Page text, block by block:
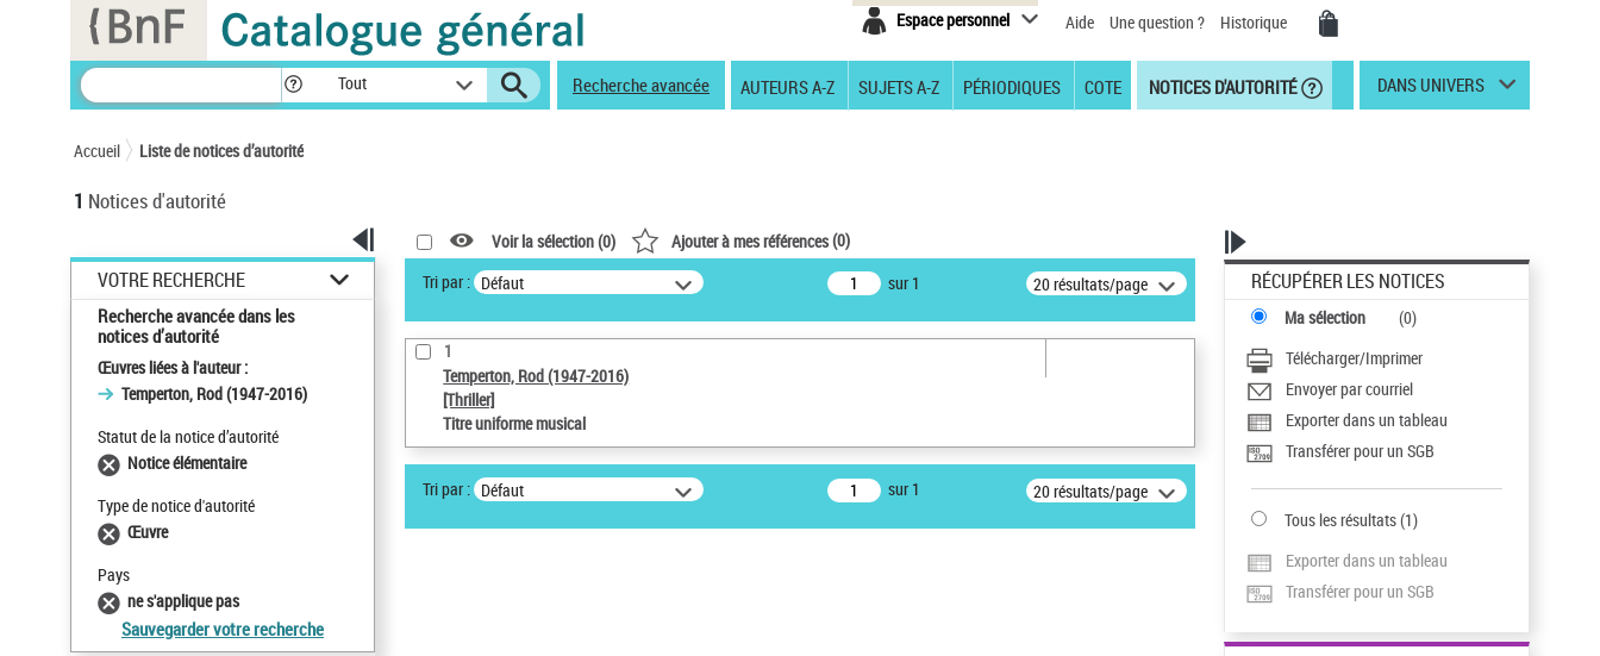
Espace personnel Aide Une question ? Historique
Tout Recherche avancée AUTEURS A-Z SUJETS A-Z PÉRIODIQUES COTE NOTICES D'AUTORITÉ DANS UNIVERS
Accueil Liste de notices d’autorité
1 Notices d'autorité
VOTRE RECHERCHE
Recherche avancée dans les
notices d’autorité
Œuvres liées à l'auteur :
Temperton, Rod (1947-2016)
Statut de la notice d’autorité
Notice élémentaire
Type de notice d'autorité
Œuvre
Pays
ne s'applique pas
Sauvegarder votre recherche
Voir la sélection (0) Ajouter à mes références(0)
Tri par : Défaut sur 1 20 résultats/page
1
Temperton, Rod (1947-2016)
[Thriller]
Titre uniforme musical
Tri par : Défaut sur 1 20 résultats/page
RÉCUPÉRER LES NOTICES
Ma sélection (0)
Télécharger/Imprimer
Envoyer par courriel
Exporter dans un tableau
Transférer pour un SGB
Tous les résultats(1)
Exporter dans un tableau
Transférer pour un SGB
Panneau de gestion des cookies